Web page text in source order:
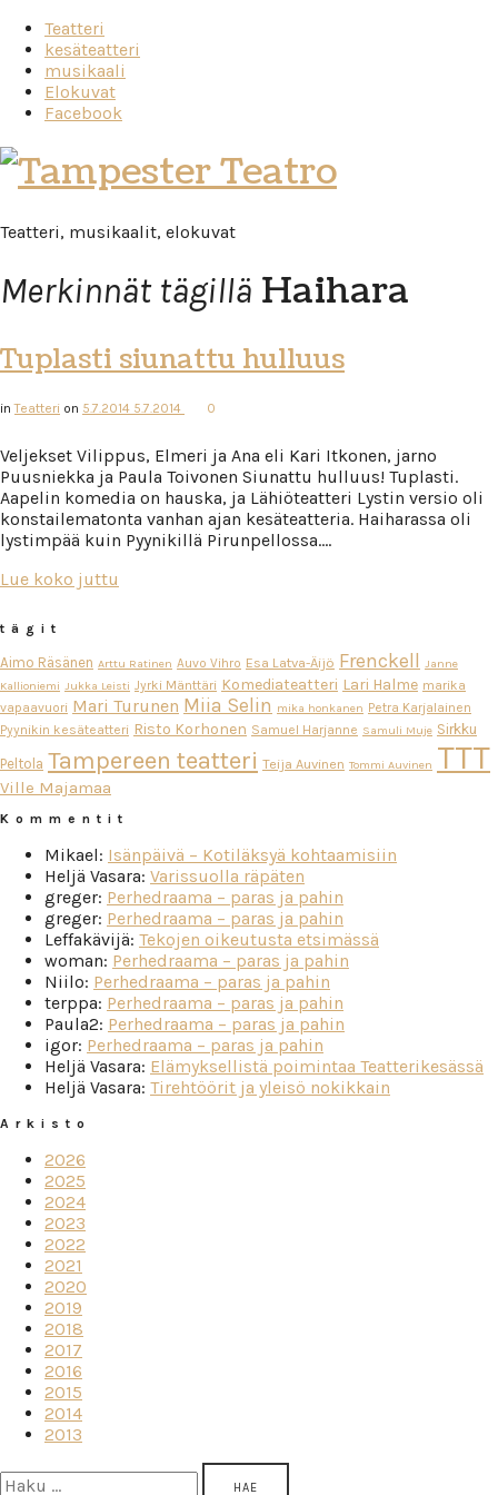
Teatteri
kesäteatteri
musikaali
Elokuvat
Facebook
Tampester
Teatro
Teatteri, musikaalit, elokuvat
Merkinnät tägillä Haihara
Tuplasti siunattu hulluus
inTeatteri on 5.7.2014 5.7.2014 0
Veljekset Vilippus, Elmeri ja Ana eli Kari Itkonen, jarno
Puusniekka ja Paula Toivonen Siunattu hulluus! Tuplasti.
Aapelin komedia on hauska, ja Lähiöteatteri Lystin versio oli
konstailematonta vanhan ajan kesäteatteria. Haiharassa oli
lystimpää kuin Pyynikillä Pirunpellossa….
Lue koko juttu
tägit
Aimo Räsänen Arttu Ratinen Auvo Vihro Esa Latva-Äijö Frenckell Janne
Kallioniemi Jukka Leisti Jyrki Mänttäri Komediateatteri Lari Halme marika
vapaavuori Mari Turunen Miia Selin mika honkanen Petra Karjalainen
Pyynikin kesäteatteri Risto Korhonen Samuel Harjanne Samuli Muje Sirkku
Peltola Tampereen teatteri Teija Auvinen Tommi Auvinen TTT
Ville Majamaa
Kommentit
Mikael: Isänpäivä – Kotiläksyä kohtaamisiin
Heljä Vasara: Varissuolla räpäten
greger: Perhedraama – paras ja pahin
greger: Perhedraama – paras ja pahin
Leffakävijä: Tekojen oikeutusta etsimässä
woman: Perhedraama – paras ja pahin
Niilo: Perhedraama – paras ja pahin
terppa: Perhedraama – paras ja pahin
Paula2: Perhedraama – paras ja pahin
igor: Perhedraama – paras ja pahin
Heljä Vasara: Elämyksellistä poimintaa Teatterikesässä
Heljä Vasara: Tirehtöörit ja yleisö nokikkain
Arkisto
2026
2025
2024
2023
2022
2021
2020
2019
2018
2017
2016
2015
2014
2013
Haku: